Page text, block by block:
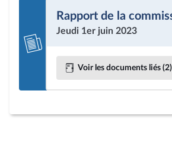
Rapport de la
Jeudi 1er juin 2023
Voir les documents liés (2)